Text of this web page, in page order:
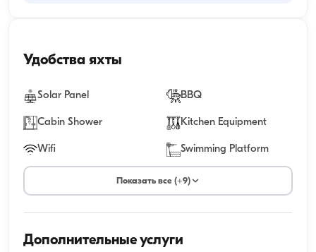
Удобства яхты
Solar Panel BBQ
Cabin Shower Kitchen Equipment
Wifi Swimming Platform
Показать все (+9)
Дополнительные услуги